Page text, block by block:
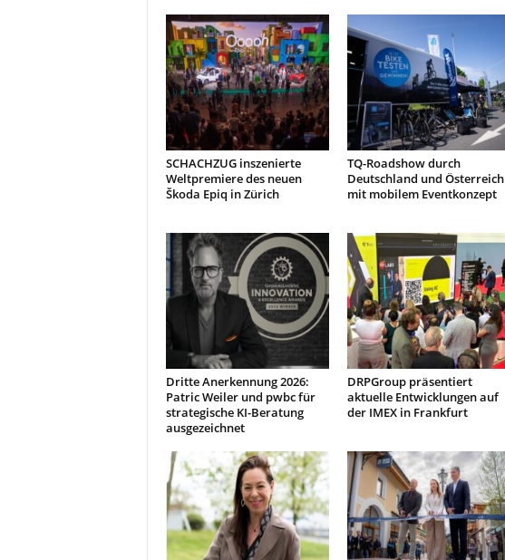
SCHACHZUG inszenierte
Weltpremiere des neuen
Škoda Epiq in Zürich
TQ-Roadshow durch
Deutschland und Österreich
mit mobilem Eventkonzept
Dritte Anerkennung 2026:
Patric Weiler und pwbc für
strategische KI-Beratung
ausgezeichnet
DRPGroup präsentiert
aktuelle Entwicklungen auf
der IMEX in Frankfurt